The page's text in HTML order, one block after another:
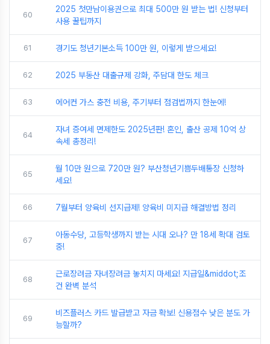
60
2025 첫만남이용권으로 최대 500만 원 받는 법! 신청부터
사용 꿀팁까지
61 경기도 청년기본소득 100만 원, 이렇게 받으세요!
62 2025 부동산 대출규제 강화, 주담대 한도 체크
63 에어컨 가스 충전 비용, 주기부터 점검법까지 한눈에!
64
자녀 증여세 면제한도 2025년판! 혼인, 출산 공제 10억 상
속세 총정리!
65
월 10만 원으로 720만 원? 부산청년기쁨두배통장 신청하
세요!
66 7월부터 양육비 선지급제! 양육비 미지급 해결방법 정리
67
아동수당, 고등학생까지 받는 시대 오나? 만 18세 확대 검토
중!
68
근로장려금 자녀장려금 놓치지 마세요! 지급일&middot;조
건 완벽 분석
69
비즈플러스 카드 발급받고 자금 확보! 신용점수 낮은 분도 가
능할까?